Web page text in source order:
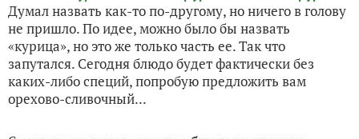
Думал назвать как-то по-другому, но ничего в голову
не пришло. По идее, можно было бы назвать
«курица», но это же только часть ее. Так что
запутался. Сегодня блюдо будет фактически без
каких-либо специй, попробую предложить вам
орехово-сливочный...